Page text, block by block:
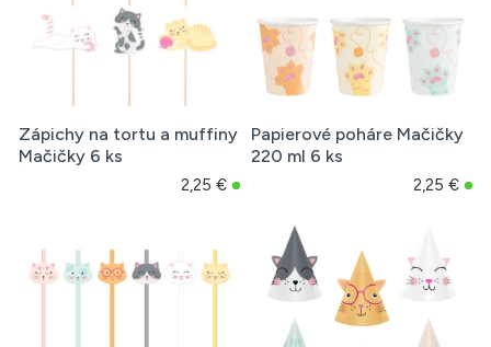
Zápichy na tortu a muffiny
Mačičky 6 ks
2,25 €
Papierové poháre Mačičky
220 ml 6 ks
2,25 €